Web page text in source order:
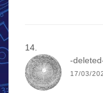
-
17/03/